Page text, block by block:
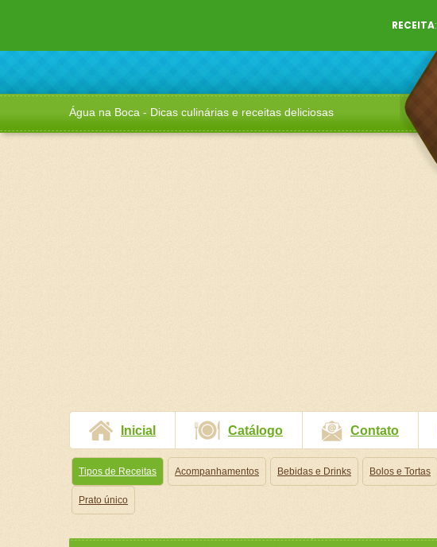
Água na Boca - Dicas culinárias e receitas deliciosas
Inicial Catálogo Contato
Tipos de Receitas Acompanhamentos Bebidas e Drinks Bolos e Tortas
Prato único
RECEITA: